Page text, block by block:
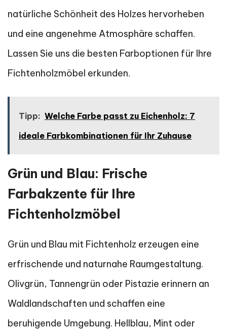
natürliche Schönheit des Holzes hervorheben
und eine angenehme Atmosphäre schaffen.
Lassen Sie uns die besten Farboptionen für Ihre
Fichtenholzmöbel erkunden.
Tipp: Welche Farbe passt zu Eichenholz: 7
ideale Farbkombinationen für Ihr Zuhause
Grün und Blau: Frische
Farbakzente für Ihre
Fichtenholzmöbel
Grün und Blau mit Fichtenholz erzeugen eine
erfrischende und naturnahe Raumgestaltung.
Olivgrün, Tannengrün oder Pistazie erinnern an
Waldlandschaften und schaffen eine
beruhigende Umgebung. Hellblau, Mint oder